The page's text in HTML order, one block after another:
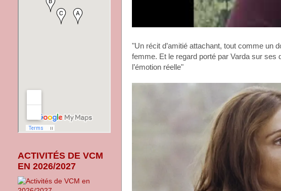
"Un récit d’amitié attachant, tout comme un
femme. Et le regard porté par Varda sur ses
l’émotion réelle"
ACTIVITÉS DE VCM
EN 2026/2027